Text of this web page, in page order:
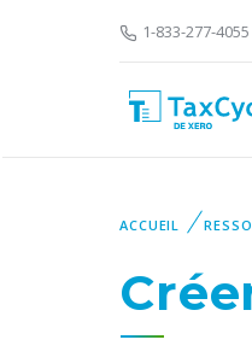
1-833-277-4055
ACCUEIL